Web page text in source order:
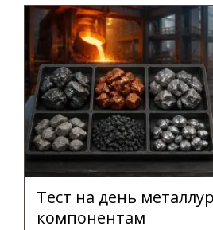
Тест на день
компонентам